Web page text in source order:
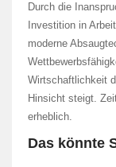
Durch die
Investition in
moderne
Wirtschaftlichkeit
Hinsicht steigt.
erheblich.
Das könnte